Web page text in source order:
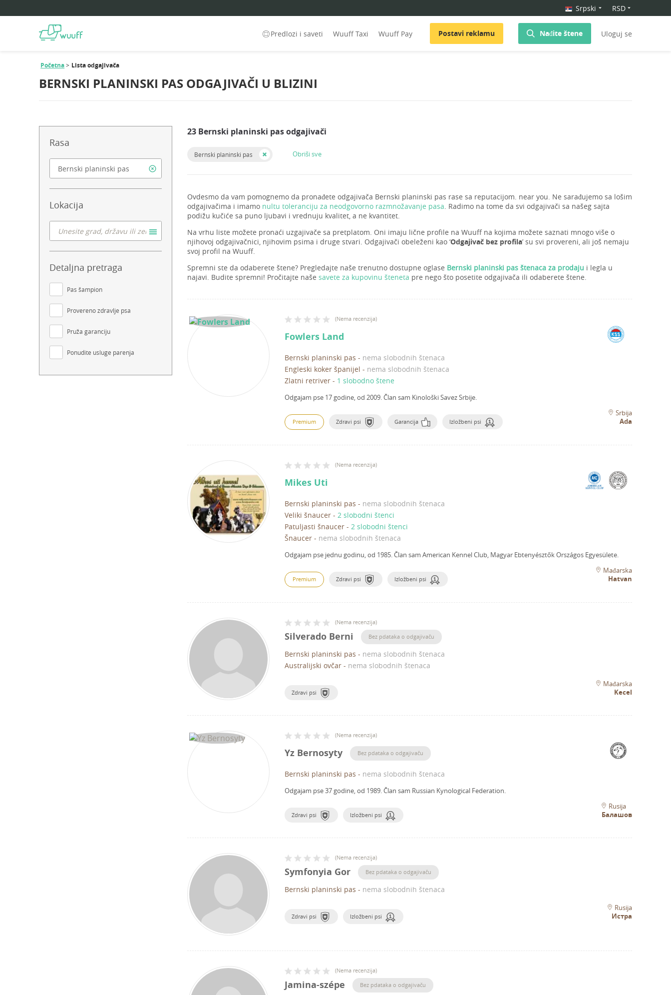
Srpski RSD
Predlozi i saveti Wuuff Taxi Wuuff Pay Postavi reklamu Nađite štene Uloguj se
Početna Lista odgajivača
BERNSKI PLANINSKI PAS ODGAJIVAČI U BLIZINI
Rasa
Lokacija
Detaljna pretraga
Pas šampion
Provereno zdravlje psa
Pruža garanciju
Ponudite usluge parenja
23 Bernski planinski pas odgajivači
Bernski planinski pas Obriši sve
Ovdesmo da vam pomognemo da pronađete odgajivača Bernski planinski pas rase sa reputacijom. near you. Ne sarađujemo sa lošim
odgajivačima i imamo nultu toleranciju za neodgovorno razmnožavanje pasa. Radimo na tome da svi odgajivači sa našeg sajta
podižu kučiće sa puno ljubavi i vrednuju kvalitet, a ne kvantitet.
Na vrhu liste možete pronaći uzgajivače sa pretplatom. Oni imaju lične profile na Wuuff na kojima možete saznati mnogo više o
njihovoj odgajivačnici, njihovim psima i druge stvari. Odgajivači obeleženi kao ‘Odgajivač bez profila’ su svi provereni, ali još nemaju
svoj profil na Wuuff.
Spremni ste da odaberete štene? Pregledajte naše trenutno dostupne oglase Bernski planinski pas štenaca za prodaju i legla u
najavi. Budite spremni! Pročitajte naše savete za kupovinu šteneta pre nego što posetite odgajivača ili odaberete štene.
(Nema recenzija)
Fowlers Land
Bernski planinski pas - nema slobodnih štenaca
Engleski koker španijel - nema slobodnih štenaca
Zlatni retriver - 1 slobodno štene
Odgajam pse 17 godine, od 2009.Član sam Kinološki Savez Srbije.
Premium Zdravi psi Garancija Izložbeni psi
Srbija
Ada
(Nema recenzija)
Mikes Uti
Bernski planinski pas - nema slobodnih štenaca
Veliki šnaucer - 2 slobodni štenci
Patuljasti šnaucer - 2 slobodni štenci
Šnaucer - nema slobodnih štenaca
Odgajam pse jednu godinu, od 1985.Član sam American Kennel Club, Magyar Ebtenyésztők Országos Egyesülete.
Premium Zdravi psi Izložbeni psi
Mađarska
Hatvan
(Nema recenzija)
Silverado Berni Bez pdataka o odgajivaču
Bernski planinski pas - nema slobodnih štenaca
Australijski ovčar - nema slobodnih štenaca
Zdravi psi
Mađarska
Kecel
(Nema recenzija)
Yz Bernosyty Bez pdataka o odgajivaču
Bernski planinski pas - nema slobodnih štenaca
Odgajam pse 37 godine, od 1989.Član sam Russian Kynological Federation.
Zdravi psi Izložbeni psi
Rusija
Балашов
(Nema recenzija)
Symfonyia Gor Bez pdataka o odgajivaču
Bernski planinski pas - nema slobodnih štenaca
Zdravi psi Izložbeni psi
Rusija
Истра
(Nema recenzija)
Jamina-szépe Bez pdataka o odgajivaču